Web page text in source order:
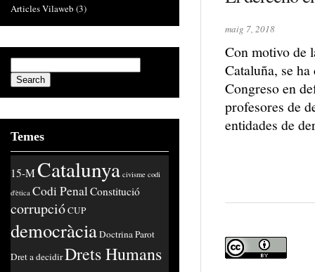
maig 7, 2018
Con motivo de
Cataluña, se
Congreso en
profesores de
entidades de
Articles Vilaweb (3)
Temes
15-MCatalunya civisme codi
d'ètica Codi PenalConstitució
corrupcióCUP
democràciaDoctrina Parot
Dret a decidirDrets Humans